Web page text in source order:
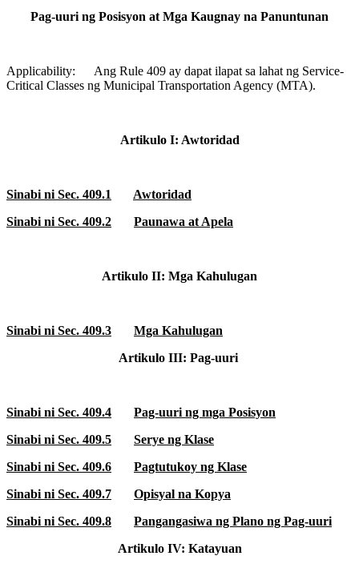
Pag-uuri ng Posisyon at Mga Kaugnay na Panuntunan
Applicability:
Ang Rule 409 ay dapat ilapat sa lahat ng Service-
Critical Classes ng Municipal Transportation Agency (MTA).
Artikulo I: Awtoridad
Sinabi ni Sec. 409.1
Awtoridad
Sinabi ni Sec. 409.2
Paunawa at Apela
Artikulo II: Mga Kahulugan
Sinabi ni Sec. 409.3
Mga Kahulugan
Artikulo III: Pag-uuri
Sinabi ni Sec. 409.4
Pag-uuri ng mga Posisyon
Sinabi ni Sec. 409.5
Serye ng Klase
Sinabi ni Sec. 409.6
Pagtutukoy ng Klase
Sinabi ni Sec. 409.7
Opisyal na Kopya
Sinabi ni Sec. 409.8
Pangangasiwa ng Plano ng Pag-uuri
Artikulo IV: Katayuan